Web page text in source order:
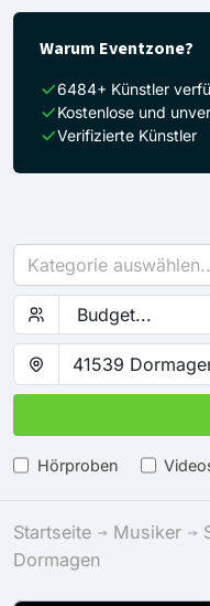
Warum Eventzone?
6484+ Künstler
Kostenlose und
Verifizierte Künstler
Kategorie
Hörproben
Startseite Musiker
Dormagen